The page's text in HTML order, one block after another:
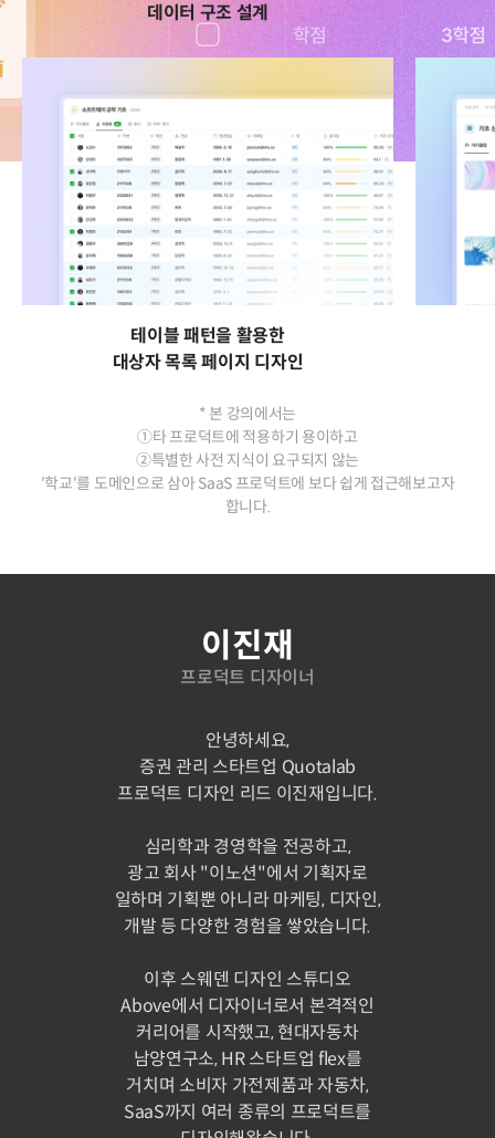
데이터 구조 설계
테이블 패턴을 활용한
대상자 목록 페이지 디자인
* 본 강의에서는
①타 프로덕트에 적용하기 용이하고
②특별한 사전 지식이 요구되지 않는
'학교'를 도메인으로 삼아 SaaS 프로덕트에 보다 쉽게 접근해보고자
합니다.
이진재
프로덕트 디자이너
안녕하세요,
증권 관리 스타트업 Quotalab
프로덕트 디자인 리드 이진재입니다.
심리학과 경영학을 전공하고,
광고 회사 "이노션"에서 기획자로
일하며 기획뿐 아니라 마케팅, 디자인,
개발 등 다양한 경험을 쌓았습니다.
이후 스웨덴 디자인 스튜디오
Above에서 디자이너로서 본격적인
커리어를 시작했고, 현대자동차
남양연구소, HR 스타트업 flex를
거치며 소비자 가전제품과 자동차,
SaaS까지 여러 종류의 프로덕트를